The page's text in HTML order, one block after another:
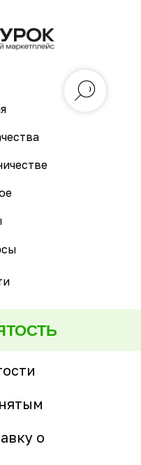
о